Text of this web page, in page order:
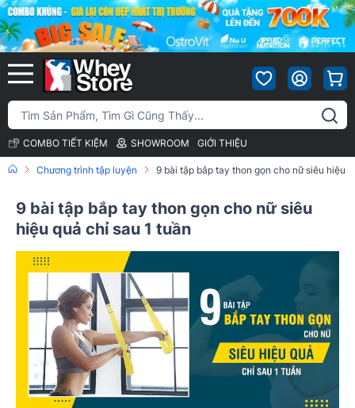
COMBO TIẾT KIỆM SHOWROOM GIỚI THIỆU
Chương trình tập luyện 9 bài tập bắp tay thon gọn cho nữ siêu hiệu
9 bài tập bắp tay thon gọn cho nữ siêu
hiệu quả chỉ sau 1 tuần